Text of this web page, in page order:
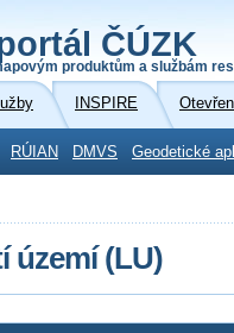
ČÚZK
produktům a službám
INSPIRE
RÚIAN DMVS Geodetické
území (LU)